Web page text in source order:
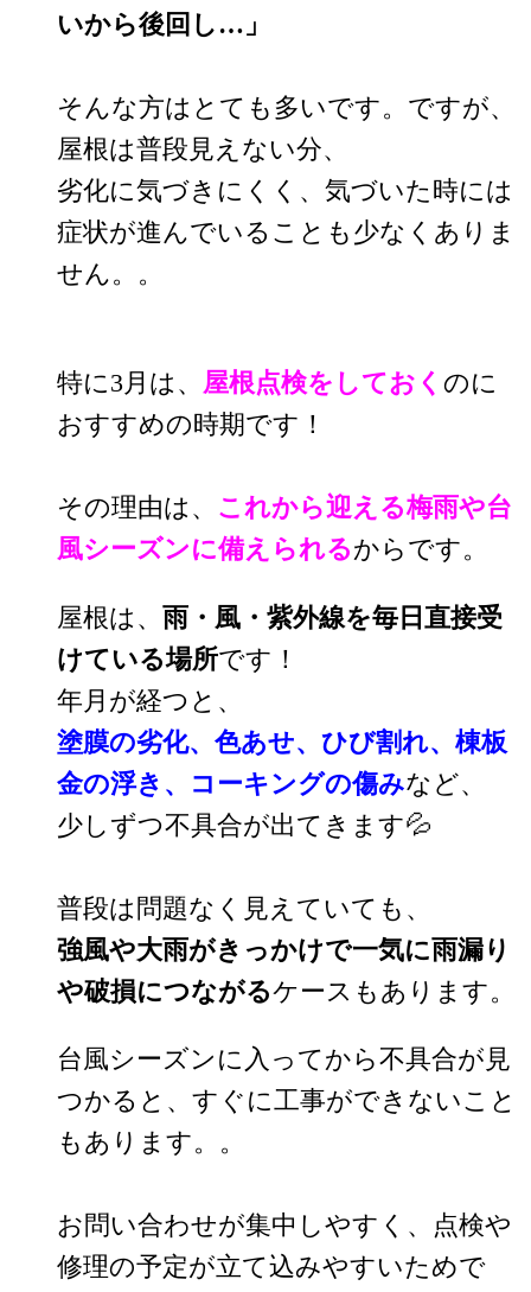
いから後回し…」
そんな方はとても多いです。ですが、
屋根は普段見えない分、
劣化に気づきにくく、気づいた時には
症状が進んでいることも少なくありま
せん。。
特に3月は、 屋根点検をしておく のに
おすすめの時期です！
その理由は、 これから迎える梅雨や台
風シーズンに備えられるからです。
屋根は、 雨・風・紫外線を毎日直接受
けている場所です！
年月が経つと、
塗膜の劣化、色あせ、ひび割れ、棟板
金の浮き、コーキングの傷みなど、
少しずつ不具合が出てきます💦
普段は問題なく見えていても、
強風や大雨がきっかけで一気に雨漏り
や破損につながるケースもあります。
台風シーズンに入ってから不具合が見
つかると、すぐに工事ができないこと
もあります。。
お問い合わせが集中しやすく、点検や
修理の予定が立て込みやすいためで